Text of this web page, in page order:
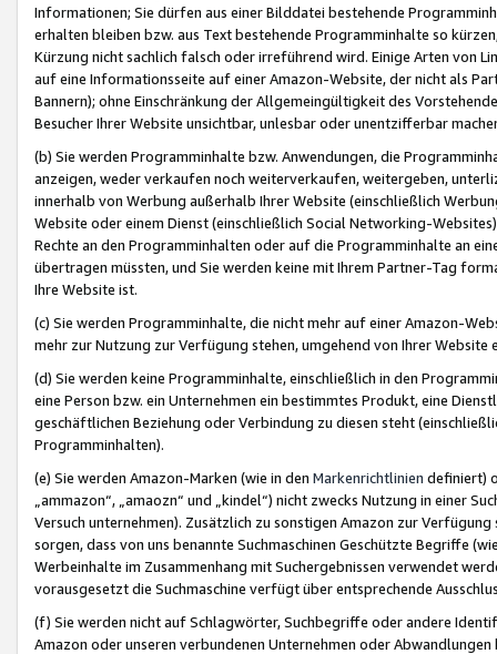
Informationen; Sie dürfen aus einer Bilddatei bestehende
erhalten bleiben bzw. aus Text bestehende Programminhalte so
Kürzung nicht sachlich falsch oder irreführend wird. Einige Arten von
auf eine Informationsseite auf einer Amazon-Website, der nicht als
Bannern); ohne Einschränkung der Allgemeingültigkeit des
Besucher Ihrer Website unsichtbar, unlesbar oder unentzifferbar
(b) Sie werden Programminhalte bzw. Anwendungen, die
anzeigen, weder verkaufen noch weiterverkaufen, weitergeben,
innerhalb von Werbung außerhalb Ihrer Website (einschließlich
Website oder einem Dienst (einschließlich Social Networking-
Rechte an den Programminhalten oder auf die Programminhalte an
übertragen müssten, und Sie werden keine mit Ihrem Partner-Tag
Ihre Website ist.
(c) Sie werden Programminhalte, die nicht mehr auf einer Amazon-
mehr zur Nutzung zur Verfügung stehen, umgehend von Ihrer
(d) Sie werden keine Programminhalte, einschließlich in den
eine Person bzw. ein Unternehmen ein bestimmtes Produkt, eine
geschäftlichen Beziehung oder Verbindung zu diesen steht
Programminhalten).
(e) Sie werden Amazon-Marken (wie in den Markenrichtlinien definiert)
„ammazon“, „amaozn“ und „kindel“) nicht zwecks Nutzung in einer
Versuch unternehmen). Zusätzlich zu sonstigen Amazon zur
sorgen, dass von uns benannte Suchmaschinen Geschützte Begriffe
Werbeinhalte im Zusammenhang mit Suchergebnissen verwendet
vorausgesetzt die Suchmaschine verfügt über entsprechende
(f) Sie werden nicht auf Schlagwörter, Suchbegriffe oder andere
Amazon oder unseren verbundenen Unternehmen oder